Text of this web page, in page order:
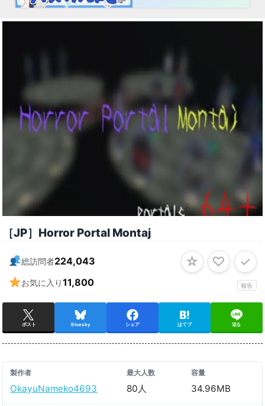
［JP］Horror Portal Montaj
総訪問者224,043
お気に入り11,800 報告
☆ ♡ ✓
ポスト Bluesky シェア はてブ 送る
製作者
OkayuNameko4693
最大人数
80人
容量
34.96MB